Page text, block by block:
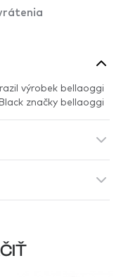
výrobek bellaoggi
značky bellaoggi